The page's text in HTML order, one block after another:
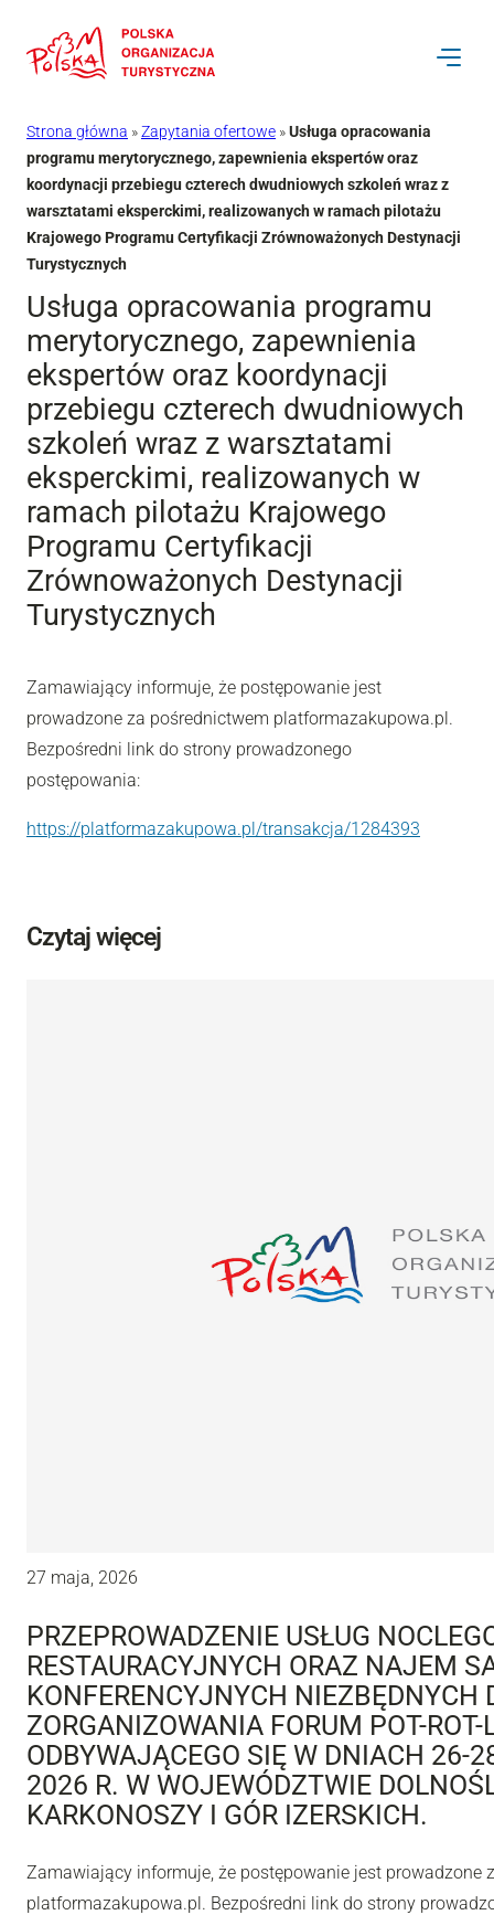
do
Strona główna »Zapytania ofertowe »Usługa opracowania
programu merytorycznego, zapewnienia ekspertów oraz
koordynacji przebiegu czterech dwudniowych szkoleń wraz z
warsztatami eksperckimi, realizowanych w ramach pilotażu
Krajowego Programu Certyfikacji Zrównoważonych Destynacji
Turystycznych
Usługa opracowania programu
merytorycznego, zapewnienia
ekspertów oraz koordynacji
przebiegu czterech dwudniowych
szkoleń wraz z warsztatami
eksperckimi, realizowanych w
ramach pilotażu Krajowego
Programu Certyfikacji
Zrównoważonych Destynacji
Turystycznych
Zamawiający informuje, że postępowanie jest
prowadzone za pośrednictwem platformazakupowa.pl.
Bezpośredni link do strony prowadzonego
postępowania:
https://platformazakupowa.pl/transakcja/1284393
Czytaj więcej
27 maja, 2026
PRZEPROWADZENIE USŁUG
RESTAURACYJNYCH ORAZ NAJEM
KONFERENCYJNYCH NIEZBĘDNYCH
ZORGANIZOWANIA FORUM POT-ROT-
ODBYWAJĄCEGO SIĘ W DNIACH 26-
2026 R. W WOJEWÓDZTWIE
KARKONOSZY I GÓR IZERSKICH.
Zamawiający informuje, że postępowanie jest prowadzone
platformazakupowa.pl. Bezpośredni link do strony